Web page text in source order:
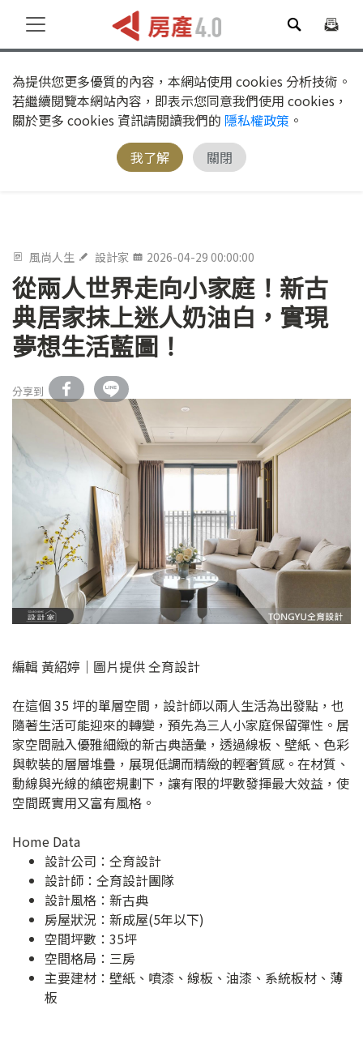
為提供您更多優質的內容，本網站使用 cookies 分析技術。
若繼續閱覽本網站內容，即表示您同意我們使用 cookies，
關於更多 cookies 資訊請閱讀我們的 隱私權政策 。
我了解
關閉
風尚人生 設計家 2026-04-29 00:00:00
從兩人世界走向小家庭！新古
典居家抹上迷人奶油白，實現
夢想生活藍圖！
分享到
編輯 黃紹婷｜圖片提供 仝育設計
在這個 35 坪的單層空間，設計師以兩人生活為出發點，也
隨著生活可能迎來的轉變，預先為三人小家庭保留彈性。居
家空間融入優雅細緻的新古典語彙，透過線板、壁紙、色彩
與軟裝的層層堆疊，展現低調而精緻的輕奢質感。在材質、
動線與光線的縝密規劃下，讓有限的坪數發揮最大效益，使
空間既實用又富有風格。
Home Data
設計公司： 仝育設計
設計師：仝育設計團隊
設計風格：新古典
房屋狀況：新成屋(5年以下)
空間坪數：35坪
空間格局：三房
主要建材：壁紙、噴漆、線板、油漆、系統板材、薄
板